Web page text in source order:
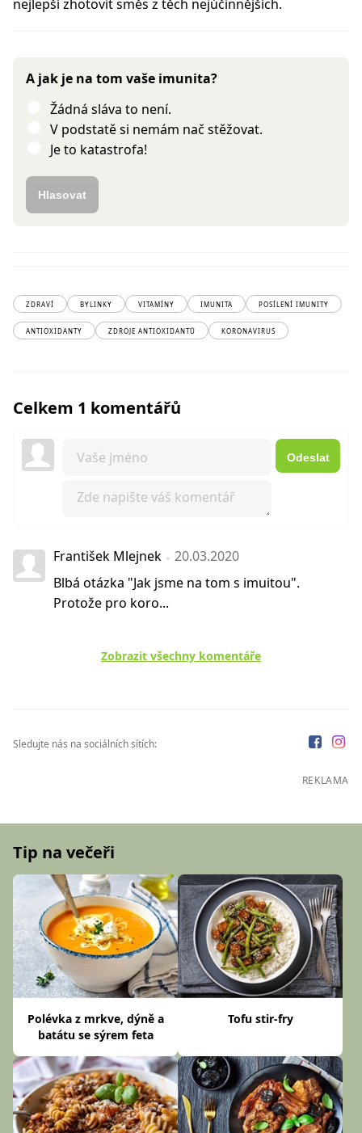
nejlepší zhotovit směs z těch nejúčinnějších.
A jak je na tom vaše imunita?
Žádná sláva to není.
V podstatě si nemám nač stěžovat.
Je to katastrofa!
Hlasovat
ZDRAVÍ BYLINKY VITAMÍNY IMUNITA POSÍLENÍ IMUNITY
ANTIOXIDANTY ZDROJE ANTIOXIDANTŮ KORONAVIRUS
Celkem 1 komentářů
Odeslat
František Mlejnek
20.03.2020
Blbá otázka "Jak jsme na tom s imuitou".
Protože pro koro...
Zobrazit všechny komentáře
Sledujte nás na sociálních sítích:
REKLAMA
Tip na večeři
Polévka z mrkve, dýně a
batátu se sýrem feta
Tofu stir-fry